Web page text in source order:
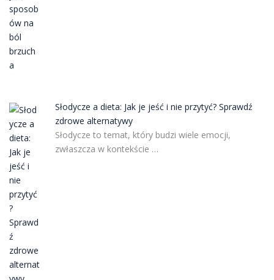
Słodycze a dieta: Jak je jeść i nie przytyć? Sprawdź
zdrowe alternatywy
Słodycze to temat, który budzi wiele emocji,
zwłaszcza w kontekście …